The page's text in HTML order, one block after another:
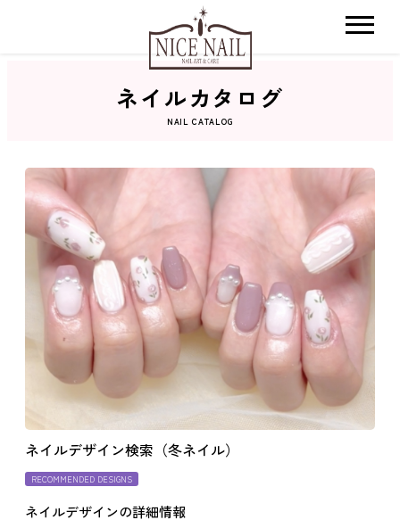
ネイルカタログ
おすすめクーポン
料金メニュー
コンセプト
よくあるご質問
ネイルカタログ
NAIL CATALOG
ネイルデザイン検索（冬ネイル）
RECOMMENDED DESIGNS
ネイルデザインの詳細情報